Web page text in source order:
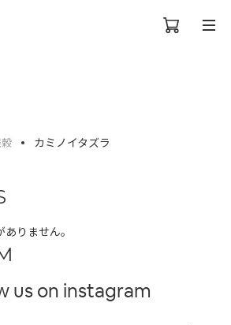
カミノイタズラ
りません。
us on instagram